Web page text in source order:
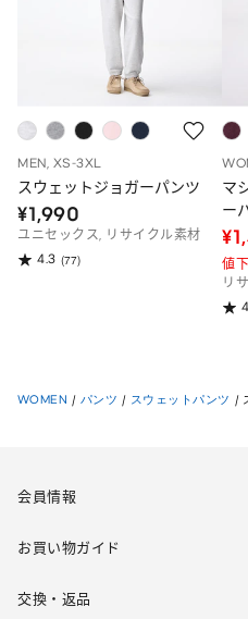
MEN, XS-3XL
スウェットジョガーパンツ
¥1,990
ユニセックス, リサイクル素材
4.3 (77)
マ
ー
値
リ
WOMEN / パンツ / スウェットパンツ /
会員情報
お買い物ガイド
交換・返品